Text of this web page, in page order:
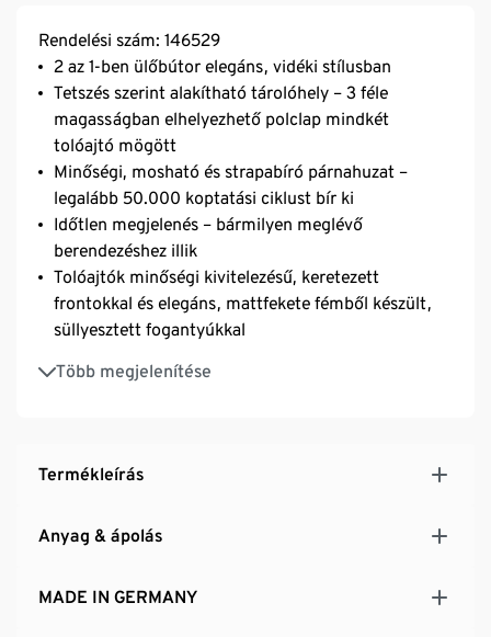
Rendelési szám: 146529
2 az 1-ben ülőbútor elegáns, vidéki stílusban
Tetszés szerint alakítható tárolóhely – 3 féle
magasságban elhelyezhető polclap mindkét
tolóajtó mögött
Minőségi, mosható és strapabíró párnahuzat –
legalább 50.000 koptatási ciklust bír ki
Időtlen megjelenés – bármilyen meglévő
berendezéshez illik
Tolóajtók minőségi kivitelezésű, keretezett
frontokkal és elegáns, mattfekete fémből készült,
süllyesztett fogantyúkkal
Több megjelenítése
A tolóajtók helytakarékos nyitást és csukást tesznek
lehetővé, így a tárolóhely tetszés szerint lehet
látható faerezettel
Ideális az előszobába vagy a konyhába
Termékleírás
Anyag & ápolás
MADE IN GERMANY